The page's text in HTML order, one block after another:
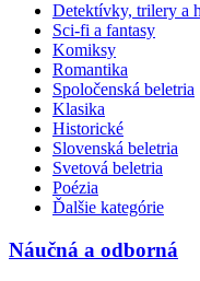
Detektívky, trilery a
Sci-fi a fantasy
Komiksy
Romantika
Spoločenská beletria
Klasika
Historické
Slovenská beletria
Svetová beletria
Poézia
Ďalšie kategórie
Náučná a odborná